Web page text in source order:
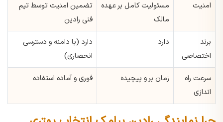
امنیت
مسئولیت کامل بر عهده
مالک
تضمین امنیت توسط تیم
فنی رادین
برند
اختصاصی
دارد
دارد (با دامنه و دسترسی
انحصاری)
سرعت راه
اندازی
زمان بر و پیچیده فوری و آماده استفاده